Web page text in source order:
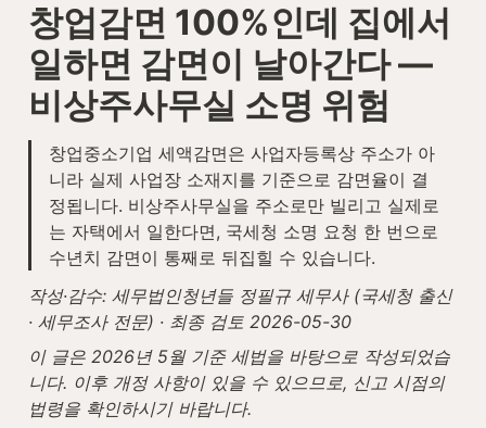
창업감면 100%인데 집에서
일하면 감면이 날아간다 —
비상주사무실 소명 위험
창업중소기업 세액감면은 사업자등록상 주소가 아
니라 실제 사업장 소재지를 기준으로 감면율이 결
정됩니다. 비상주사무실을 주소로만 빌리고 실제로
는 자택에서 일한다면, 국세청 소명 요청 한 번으로
수년치 감면이 통째로 뒤집힐 수 있습니다.
작성·감수: 세무법인청년들 정필규 세무사 (국세청 출신
· 세무조사 전문) · 최종 검토 2026-05-30
이 글은 2026년 5월 기준 세법을 바탕으로 작성되었습
니다. 이후 개정 사항이 있을 수 있으므로, 신고 시점의
법령을 확인하시기 바랍니다.